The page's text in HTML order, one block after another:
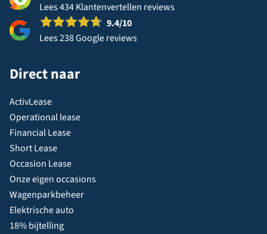
Lees 434 Klantenvertellen reviews
9.4/10
Lees 238 Google reviews
Direct naar
ActivLease
Operational lease
Financial Lease
Short Lease
Occasion Lease
Onze eigen occasions
Wagenparkbeheer
Elektrische auto
18% bijtelling